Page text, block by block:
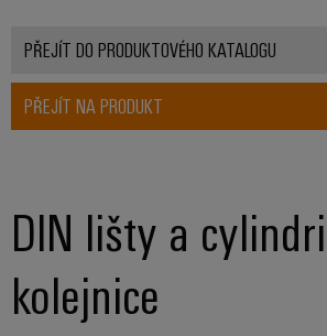
a
moderních
energetických
sítí
Bezpečné
procesy
komplexních
řešení
energie
SOFTWARE
Internet
Automatizace
Průmyslová
analýza
Krytky
pro
elektroniku
blesku
a přepětí
Sdružovací
skříně
Opravy
díly
semináře
Možnosti
automatizaci
Najděte
si
řešení
v
oblasti
Internetu
PŘEJÍT DO PRODUKTOVÉHO KATALOGU
PŘEJÍT NA PRODUKT
DIN lišty a
kolejnice